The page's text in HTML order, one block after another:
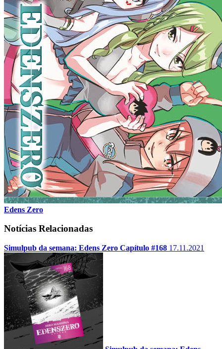
Edens Zero
Notícias Relacionadas
Simulpub da semana: Edens Zero Capítulo #168 17.11.2021